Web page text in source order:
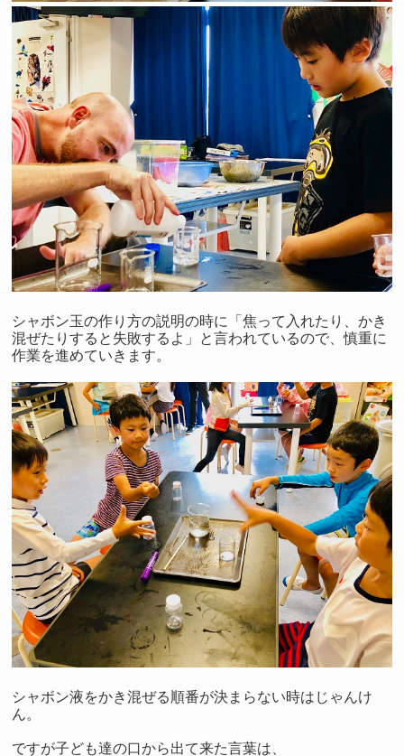
シャボン玉の作り方の説明の時に「焦って入れたり、かき
混ぜたりすると失敗するよ」と言われているので、慎重に
作業を進めていきます。
シャボン液をかき混ぜる順番が決まらない時はじゃんけ
ん。
ですが子ども達の口から出て来た言葉は、